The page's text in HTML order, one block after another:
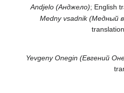
Andjelo (Анджело); English
Medny vsadnik (Медный
Yevgeny Onegin (Евгений